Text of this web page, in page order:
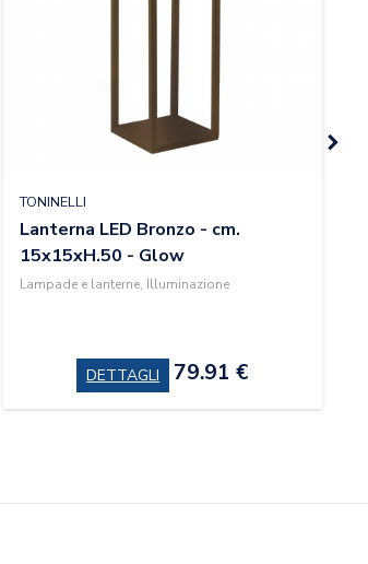
TONINELLI
Lanterna LED Bronzo - cm.
15x15xH.50 - Glow
Lampade e lanterne, Illuminazione
DETTAGLI 79.91 €